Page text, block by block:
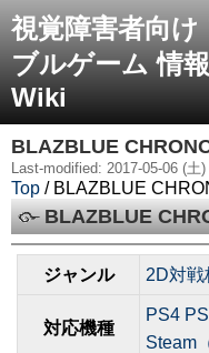
視覚障害者向け
ブルゲーム 情
Wiki
BLAZBLUE
Last-modified: 2017-05-06 (土
Top / BLAZBLUE
BLAZBLUE
ジャンル 2D対戦
対応機種
PS4
Steam